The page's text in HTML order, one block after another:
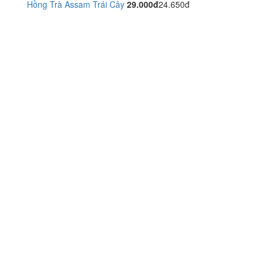
Hồng Trà Assam Trái Cây 29.000đ24.650đ